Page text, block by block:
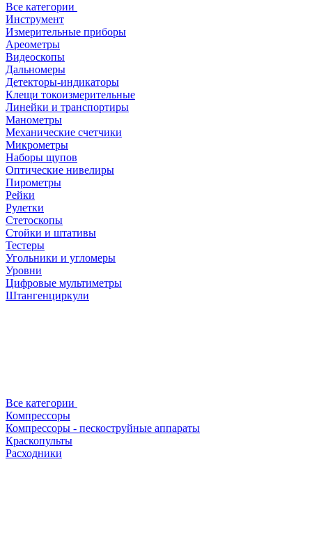
Все категории
Инструмент
Измерительные приборы
Ареометры
Видеоскопы
Дальномеры
Детекторы-индикаторы
Клещи токоизмерительные
Линейки и транспортиры
Манометры
Механические счетчики
Микрометры
Наборы щупов
Оптические нивелиры
Пирометры
Рейки
Рулетки
Стетоскопы
Стойки и штативы
Тестеры
Угольники и угломеры
Уровни
Цифровые мультиметры
Штангенциркули
Все категории
Компрессоры
Компрессоры - пескоструйные аппараты
Краскопульты
Расходники